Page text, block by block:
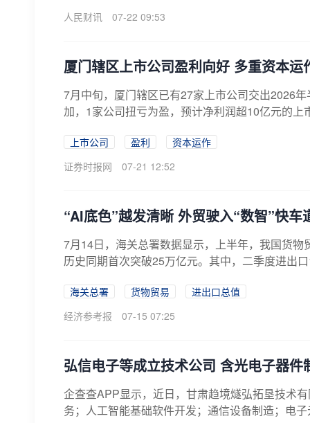
人民财讯
07-22 09:53
厦门辖区上市公司盈利向好 多重资本运
7月中旬，厦门辖区已有27家上市公司交出2026
加，1家公司扭亏为盈，预计净利润超10亿元的
上市公司 盈利
资本运作
证券时报网
07-21 12:52
“AI底色”越发清晰 外贸驶入“数智”快车
7月14日，海关总署数据显示，上半年，我国货
历史同期首次突破25万亿元。其中，二季度进出
海关总署 货物贸易
进出口总值
经济参考报
07-15 07:25
弘信电子等成立技术公司 含光电子器件
企查查APP显示，近日，甘肃趋境燧弘拓垦技术
务；人工智能基础软件开发；通信设备制造；电